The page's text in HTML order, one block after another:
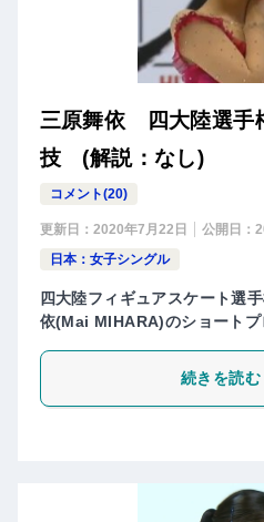
三原舞依 四大陸選
技 (解説：なし)
コメント(20)
更新日： 2020年7月22日 公開日：
日本：女子シングル
四大陸フィギュアスケート選
依(Mai MIHARA)のショートプ
続きを読む